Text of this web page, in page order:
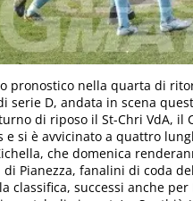
pronostico nella quarta di
serie D, andata in scena
di riposo il St-Chri VdA, il
e si è avvicinato a quattro
che domenica
Pianezza, fanalini di coda
classifica, successi anche